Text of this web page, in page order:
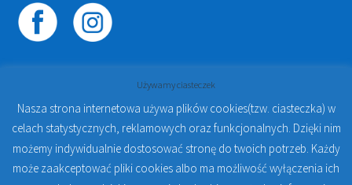
© 2023PROTO-FAN | Sklep Stomatologiczny Online i
Kursy Online Warszawa- Sklep stomatologiczny w
Warszawie | Jakub Zdybel Proto-Fan
Używamy ciasteczek
Nasza strona internetowa używa plików cookies(tzw. ciasteczka) w
celach statystycznych, reklamowych oraz funkcjonalnych. Dzięki nim
możemy indywidualnie dostosować stronę do twoich potrzeb. Każdy
może zaakceptować pliki cookies albo ma możliwość wyłączenia ich